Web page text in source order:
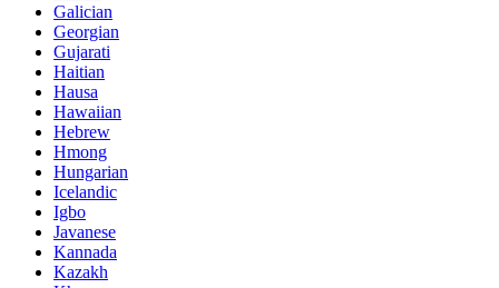
Galician
Georgian
Gujarati
Haitian
Hausa
Hawaiian
Hebrew
Hmong
Hungarian
Icelandic
Igbo
Javanese
Kannada
Kazakh